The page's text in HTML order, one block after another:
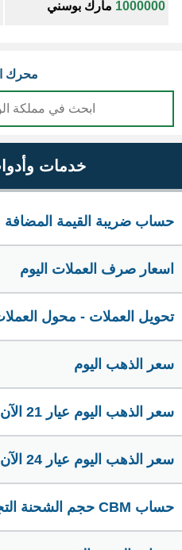
1000000 مارك بوسني
محرك
خدمات
حساب ضريبة القيمة المضافة
اسعار صرف العملات اليوم
تحويل العملات - محول
سعر الذهب اليوم
سعر الذهب اليوم عيار 21 الآن
سعر الذهب اليوم عيار 24 الآن
حساب CBM حجم الشحنة التجارية